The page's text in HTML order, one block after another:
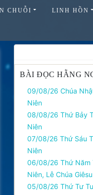
CHUỖI LINH HỒN
BÀI ĐỌC HẰNG
09/08/26 Chúa
Niên
08/08/26 Thứ Bảy
Niên
07/08/26 Thứ Sáu
Niên
06/08/26 Thứ Năm
Niên, Lễ Chúa
05/08/26 Thứ Tư